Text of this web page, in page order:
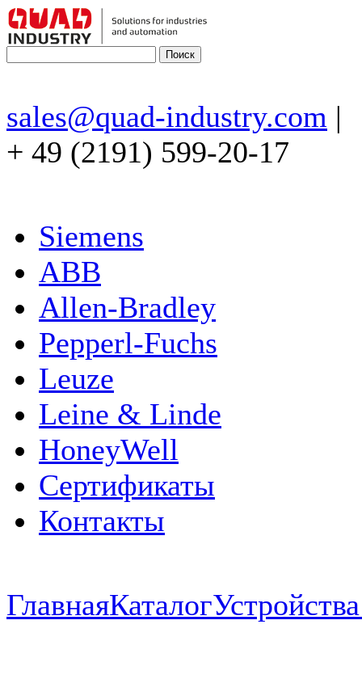
sales@quad-industry.com |
+ 49 (2191) 599-20-17
Siemens
ABB
Allen-Bradley
Pepperl-Fuchs
Leuze
Leine & Linde
HoneyWell
Сертификаты
Контакты
ГлавнаяКаталог